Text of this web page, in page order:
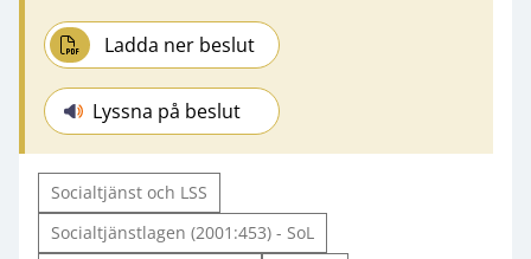
Ladda ner beslut
Lyssna på beslut
Socialtjänst och LSS
Socialtjänstlagen (2001:453) - SoL